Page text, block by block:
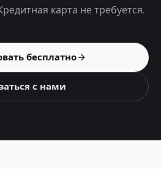
карта не требуется.
бесплатно
с нами